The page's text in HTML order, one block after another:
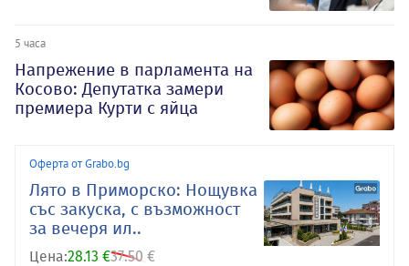
5 часа
Напрежение в парламента на
Косово: Депутатка замери
премиера Курти с яйца
Оферта от Grabo.bg
Лято в Приморско: Нощувка
със закуска, с възможност
за вечеря ил..
Цена:28.13 €37.50 €